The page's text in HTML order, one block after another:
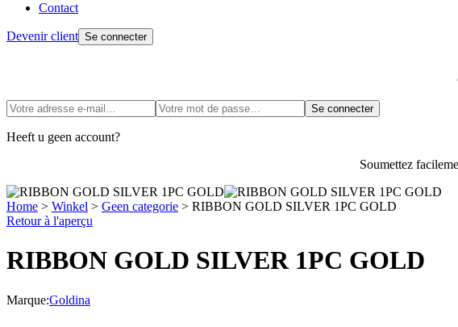
Contact
Devenir client Se connecter
Se connecter
Heeft u geen account?
Soumettez
Home > Winkel > Geen categorie > RIBBON GOLD SILVER 1PC GOLD
Retour à l'aperçu
RIBBON GOLD SILVER 1PC GOLD
Marque:Goldina